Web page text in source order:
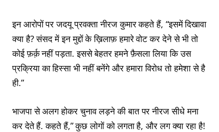
इन आरोपों पर जदयू प्रवक्ता नीरज कुमार कहते हैं, “इसमें दिखावा
क्या है? संसद में इन मुद्दों के ख़िलाफ़ हमारे वोट कर देने से भी तो
कोई फ़र्क़ नहीं पड़ता. इससे बेहतर हमने फ़ैसला लिया कि उस
प्रक्रिया का हिस्सा भी नहीं बनेंगे और हमारा विरोध तो हमेशा से है
ही.”
भाजपा से अलग होकर चुनाव लड़ने की बात पर नीरज सीधे मना
कर देते हैं. कहते हैं,” कुछ लोगों को लगता है, और लग क्या रहा है!